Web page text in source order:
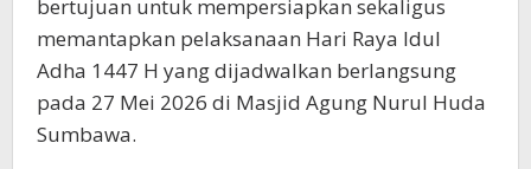
bertujuan untuk mempersiapkan sekaligus
memantapkan pelaksanaan Hari Raya Idul
Adha 1447 H yang dijadwalkan berlangsung
pada 27 Mei 2026 di Masjid Agung Nurul Huda
Sumbawa.